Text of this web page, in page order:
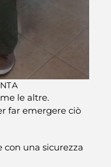
le altre.
far emergere ciò
con una sicurezza